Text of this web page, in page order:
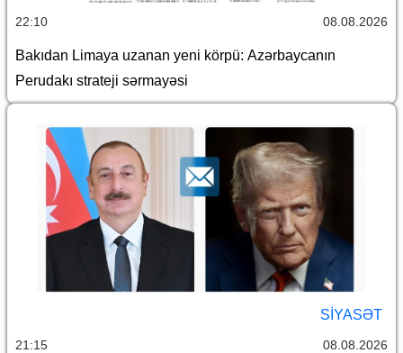
22:10 08.08.2026
Bakıdan Limaya uzanan yeni körpü: Azərbaycanın
Perudakı strateji sərmayəsi
SİYASƏT
21:15 08.08.2026